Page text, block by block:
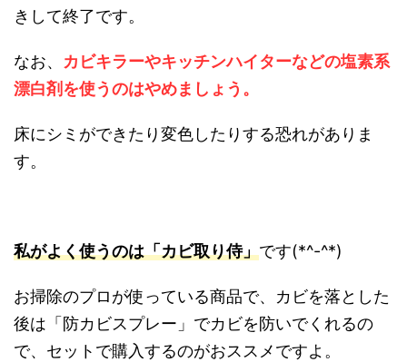
きして終了です。
なお、 カビキラーやキッチンハイターなどの塩素系
漂白剤を使うのはやめましょう。
床にシミができたり変色したりする恐れがありま
す。
私がよく使うのは「カビ取り侍」です(*^-^*)
お掃除のプロが使っている商品で、カビを落とした
後は「防カビスプレー」でカビを防いでくれるの
で、セットで購入するのがおススメですよ。